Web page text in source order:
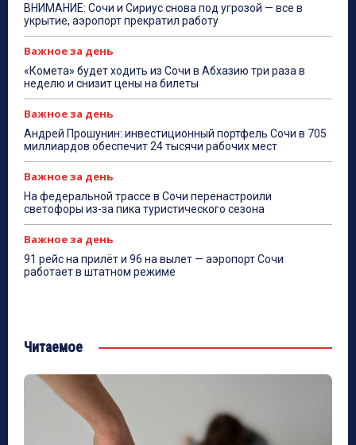
ВНИМАНИЕ: Сочи и Сириус снова под угрозой — все в
укрытие, аэропорт прекратил работу
Важное за день
«Комета» будет ходить из Сочи в Абхазию три раза в
неделю и снизит цены на билеты
Важное за день
Андрей Прошунин: инвестиционный портфель Сочи в 705
миллиардов обеспечит 24 тысячи рабочих мест
Важное за день
На федеральной трассе в Сочи перенастроили
светофоры из-за пика туристического сезона
Важное за день
91 рейс на прилёт и 96 на вылет — аэропорт Сочи
работает в штатном режиме
Читаемое